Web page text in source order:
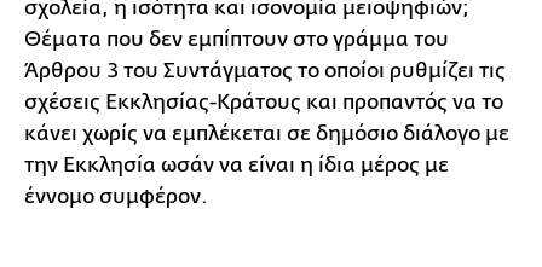
σχολεία, η ισότητα και ισονομία μειοψηφιών;
Θέματα που δεν εμπίπτουν στο γράμμα του
Άρθρου 3 του Συντάγματος το οποίοι ρυθμίζει τις
σχέσεις Εκκλησίας-Κράτους και προπαντός να το
κάνει χωρίς να εμπλέκεται σε δημόσιο διάλογο με
την Εκκλησία ωσάν να είναι η ίδια μέρος με
έννομο συμφέρον.